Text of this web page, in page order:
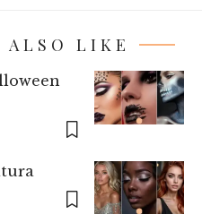
ALSO LIKE